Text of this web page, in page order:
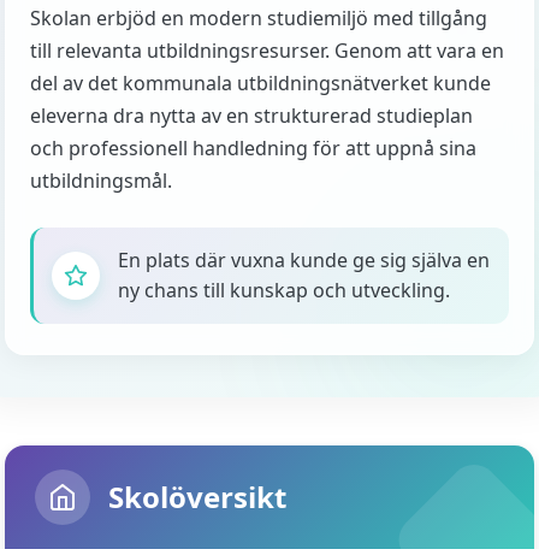
Skolan erbjöd en modern studiemiljö med tillgång
till relevanta utbildningsresurser. Genom att vara en
del av det kommunala utbildningsnätverket kunde
eleverna dra nytta av en strukturerad studieplan
och professionell handledning för att uppnå sina
utbildningsmål.
En plats där vuxna kunde ge sig själva en
ny chans till kunskap och utveckling.
Skolöversikt